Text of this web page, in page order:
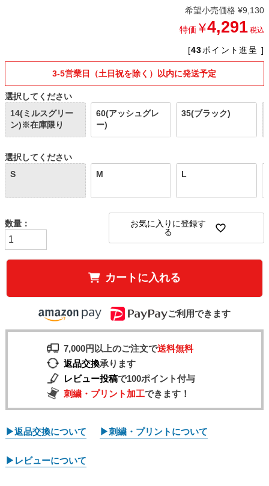
希望小売価格 ¥9,130
特価 ¥4,291 税込
[43ポイント進呈 ]
3-5営業日（土日祝を除く）以内に発送予定
選択してください
14(ミルスグリー
ン)※在庫限り
60(アッシュグレ
ー)
35(ブラック)
選択してください
S
M L
お気に入りに登録す
る
カートに入れる
ご利用できます
7,000円以上のご注文で送料無料
返品交換承ります
レビュー投稿で100ポイント付与
刺繍・プリント加工できます！
▶返品交換について ▶刺繍・プリントについて
▶レビューについて